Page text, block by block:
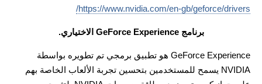
https://www.nvidia.com/en-gb/geforce/drivers/
برنامج GeForce Experience الاختياري.
GeForce Experience هو تطبيق برمجي تم تطويره بواسطة
NVIDIA يسمح للمستخدمين بتحسين تجربة الألعاب الخاصة بهم